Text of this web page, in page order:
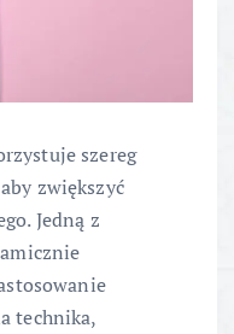
szereg
zwiększyć
Jedną z
technika,